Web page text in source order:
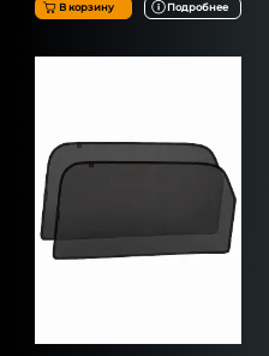
В корзину Подробнее